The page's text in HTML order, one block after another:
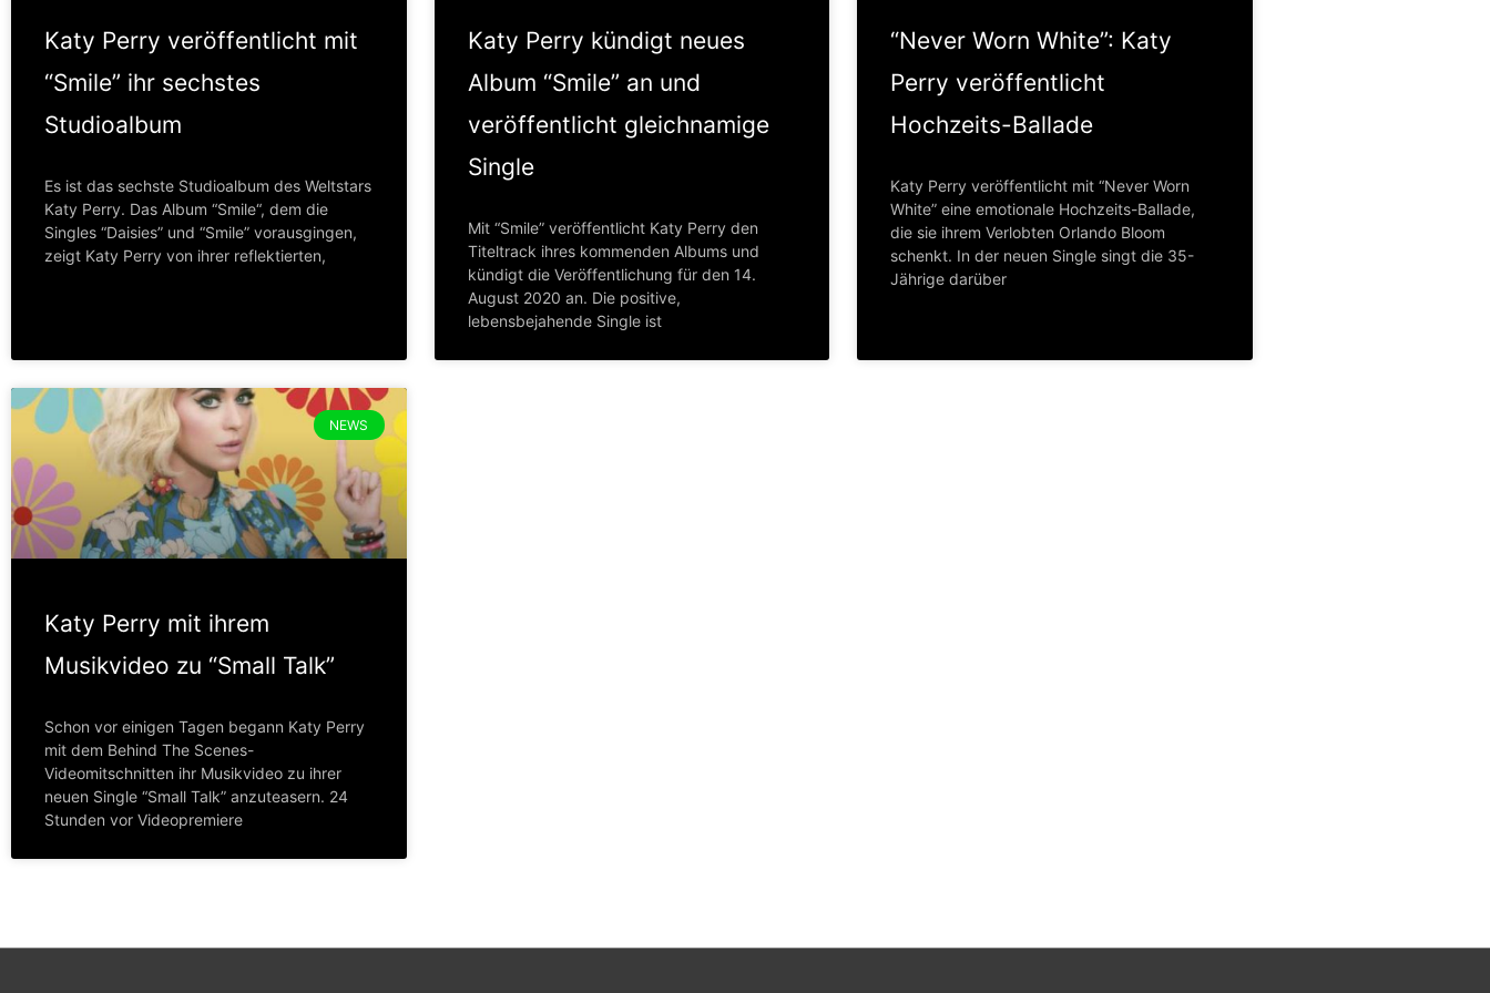
Katy Perry veröffentlicht mit
“Smile” ihr sechstes
Studioalbum
Es ist das sechste Studioalbum des Weltstars
Katy Perry. Das Album “Smile“, dem die
Singles “Daisies” und “Smile” vorausgingen,
zeigt Katy Perry von ihrer reflektierten,
Katy Perry kündigt neues
Album “Smile” an und
veröffentlicht gleichnamige
Single
Mit “Smile” veröffentlicht Katy Perry den
Titeltrack ihres kommenden Albums und
kündigt die Veröffentlichung für den 14.
August 2020 an. Die positive,
lebensbejahende Single ist
“Never Worn White”: Katy
Perry veröffentlicht
Hochzeits-Ballade
Katy Perry veröffentlicht mit “Never Worn
White” eine emotionale Hochzeits-Ballade,
die sie ihrem Verlobten Orlando Bloom
schenkt. In der neuen Single singt die 35-
Jährige darüber
NEWS
Katy Perry mit ihrem
Musikvideo zu “Small Talk”
Schon vor einigen Tagen begann Katy Perry
mit dem Behind The Scenes-
Videomitschnitten ihr Musikvideo zu ihrer
neuen Single “Small Talk” anzuteasern. 24
Stunden vor Videopremiere